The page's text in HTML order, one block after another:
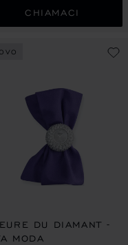
CHIAMACI
DU DIAMANT -
MODA